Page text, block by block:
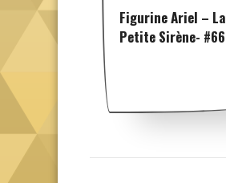
Figurine Ariel – La
Petite Sirène- #66